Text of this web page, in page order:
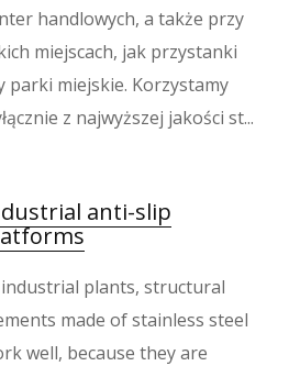
Odchudzanie
Medyczny
Internetowe
Kontakt
handlowych, a także przy
miejscach, jak przystanki
parki miejskie. Korzystamy
z najwyższej jakości st...
anti-slip
plants, structural
made of stainless steel
well, because they are